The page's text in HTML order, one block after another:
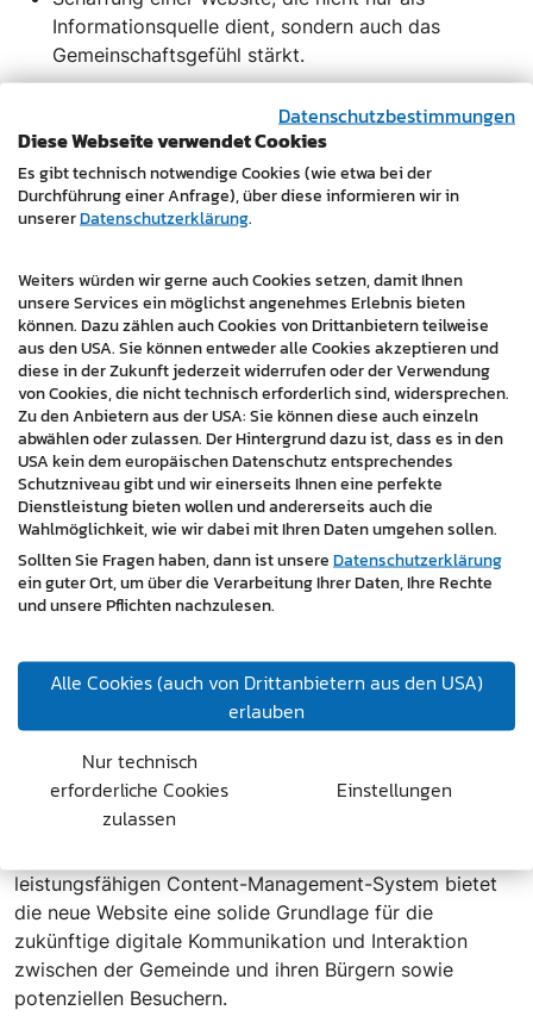
Informationsquelle dient, sondern auch das
Gemeinschaftsgefühl stärkt.
durch die konsequente Zweisprachigkeit.
Bürger und Besucher.
Erhöhung der Online-Sichtbarkeit der Gemeinde
Kundenstimme:
Bürgermeister Mag. (FH) Martin Karall unterstreicht die
Bedeutung des Projekts: "Diese Plattform ist nicht nur
ein Informationsportal, sondern auch ein Symbol für
unser kulturelles Erbe und unsere Zweisprachigkeit. Es
ist mehr als nur eine Website. Es ist ein digitaler
Treffpunkt für unsere Gemeinde und für alle, die
Großwarasdorf entdecken wollen."
Fazit:
Großwarasdorf bestens gerüstet, den digitalen
Ansprüchen der heutigen Zeit gerecht zu werden und
gleichzeitig das einzigartige kulturelle Erbe der Region
modernes Informationsportal, sondern fördert auch das
Gemeinschaftsgefühl und unterstreicht die kulturelle
Identität der Gemeinde. Durch die Kombination von
leistungsfähigen Content-Management-System bietet
die neue Website eine solide Grundlage für die
zukünftige digitale Kommunikation und Interaktion
zwischen der Gemeinde und ihren Bürgern sowie
potenziellen Besuchern.
Datenschutzbestimmungen
Diese Webseite verwendet Cookies
Es gibt technisch notwendige Cookies (wie etwa bei der
Durchführung einer Anfrage), über diese informieren wir in
unsererDatenschutzerklärung.
Weiters würden wir gerne auch Cookies setzen, damit Ihnen
unsere Services ein möglichst angenehmes Erlebnis bieten
können. Dazu zählen auch Cookies von Drittanbietern teilweise
aus den USA. Sie können entweder alle Cookies akzeptieren und
diese in der Zukunft jederzeit widerrufen oder der Verwendung
von Cookies, die nicht technisch erforderlich sind, widersprechen.
Zu den Anbietern aus der USA: Sie können diese auch einzeln
abwählen oder zulassen. Der Hintergrund dazu ist, dass es in den
USA kein dem europäischen Datenschutz entsprechendes
Schutzniveau gibt und wir einerseits Ihnen eine perfekte
Dienstleistung bieten wollen und andererseits auch die
Wahlmöglichkeit, wie wir dabei mit Ihren Daten umgehen sollen.
Sollten Sie Fragen haben, dann ist unsereDatenschutzerklärung
ein guter Ort, um über die Verarbeitung Ihrer Daten, Ihre Rechte
und unsere Pflichten nachzulesen.
Alle Cookies (auch von Drittanbietern aus den USA)
erlauben
Nur technisch
erforderliche Cookies
zulassen
Einstellungen